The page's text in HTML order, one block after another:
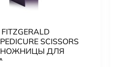
SCISSORS
НОЖНИЦЫ ДЛЯ